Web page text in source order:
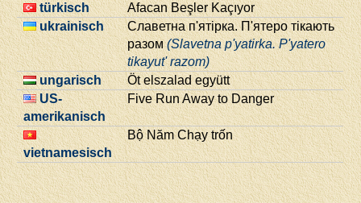
türkisch
Afacan Beşler Kaçıyor
ukrainisch
Славетна п'ятірка. П'ятеро тікають
разом(Slavetna p'yatirka. P'yatero
tikayutʹ razom)
ungarisch
Öt elszalad együtt
US-
amerikanisch
Five Run Away to Danger
vietnamesisch
Bộ Năm Chạy trốn